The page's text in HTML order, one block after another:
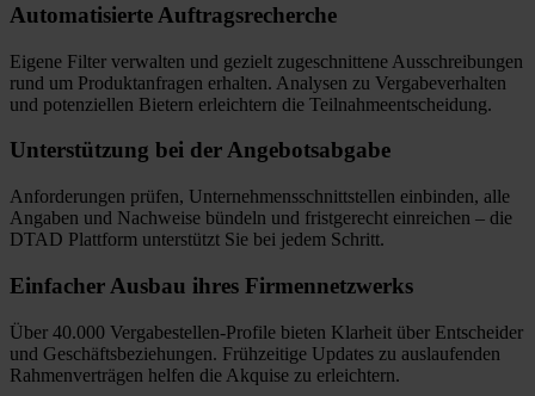
Automatisierte Auftragsrecherche
Eigene Filter verwalten und gezielt zugeschnittene Ausschreibungen
rund um Produktanfragen erhalten. Analysen zu Vergabeverhalten
und potenziellen Bietern erleichtern die Teilnahmeentscheidung.
Unterstützung bei der Angebotsabgabe
Anforderungen prüfen, Unternehmensschnittstellen einbinden, alle
Angaben und Nachweise bündeln und fristgerecht einreichen – die
DTAD Plattform unterstützt Sie bei jedem Schritt.
Einfacher Ausbau ihres Firmennetzwerks
Über 40.000 Vergabestellen-Profile bieten Klarheit über Entscheider
und Geschäftsbeziehungen. Frühzeitige Updates zu auslaufenden
Rahmenverträgen helfen die Akquise zu erleichtern.